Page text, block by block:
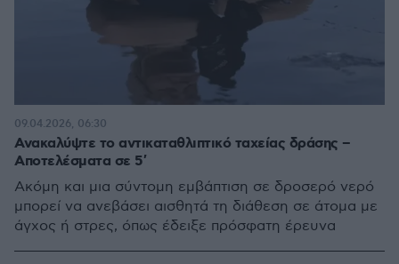
Ανακαλύψτε το αντικαταθλιπτικό ταχείας δράσης –
Αποτελέσματα σε 5′
Ακόμη και μια σύντομη εμβάπτιση σε δροσερό νερό
μπορεί να ανεβάσει αισθητά τη διάθεση σε άτομα με
άγχος ή στρες, όπως έδειξε πρόσφατη έρευνα
09.04.2026, 06:30